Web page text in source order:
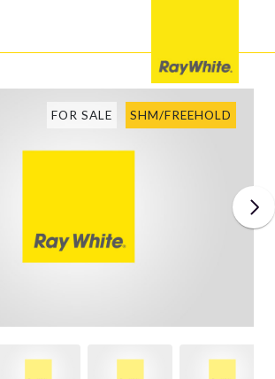
FOR SALE SHM/FREEHOLD